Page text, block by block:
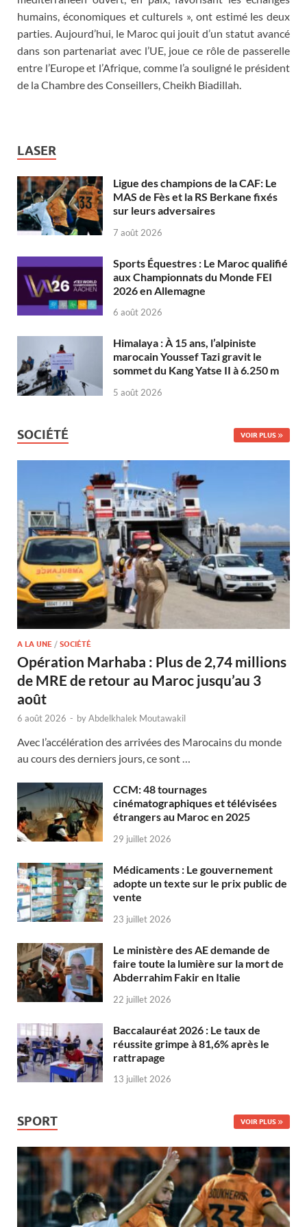
humains, économiques et culturels », ont estimé les deux
parties. Aujourd’hui, le Maroc qui jouit d’un statut avancé
dans son partenariat avec l’UE, joue ce rôle de passerelle
entre l’Europe et l’Afrique, comme l’a souligné le président
de la Chambre des Conseillers, Cheikh Biadillah.
LASER
Ligue des champions de la CAF: Le
MAS de Fès et la RS Berkane fixés
sur leurs adversaires
7 août 2026
Sports Équestres : Le Maroc qualifié
aux Championnats du Monde FEI
2026 en Allemagne
6 août 2026
Himalaya : À 15 ans, l’alpiniste
marocain Youssef Tazi gravit le
sommet du Kang Yatse II à 6.250 m
5 août 2026
SOCIÉTÉ VOIR PLUS
A LA UNE / SOCIÉTÉ
Opération Marhaba : Plus de 2,74 millions
de MRE de retour au Maroc jusqu’au 3
août
6 août 2026 - byAbdelkhalek Moutawakil
Avec l’accélération des arrivées des Marocains du monde
au cours des derniers jours, ce sont …
CCM: 48 tournages
cinématographiques et télévisées
étrangers au Maroc en 2025
29 juillet 2026
Médicaments : Le gouvernement
adopte un texte sur le prix public de
vente
23 juillet 2026
Le ministère des AE demande de
faire toute la lumière sur la mort de
Abderrahim Fakir en Italie
22 juillet 2026
Baccalauréat 2026 : Le taux de
réussite grimpe à 81,6% après le
rattrapage
13 juillet 2026
SPORT VOIR PLUS